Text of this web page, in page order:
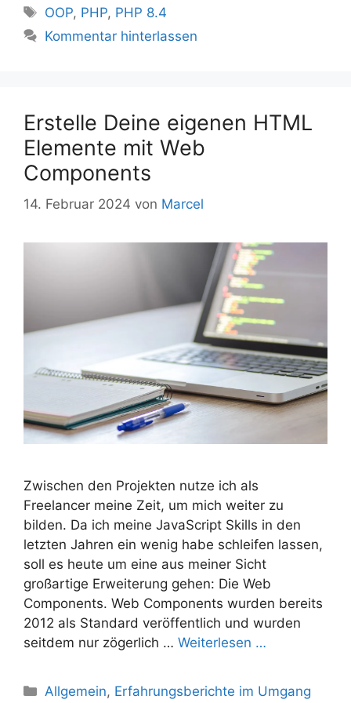
Schlagwörter
OOP, PHP, PHP 8.4
Kommentar hinterlassen
Erstelle Deine eigenen HTML
Elemente mit Web
Components
14. Februar 2024 von Marcel
Zwischen den Projekten nutze ich als
Freelancer meine Zeit, um mich weiter zu
bilden. Da ich meine JavaScript Skills in den
letzten Jahren ein wenig habe schleifen lassen,
soll es heute um eine aus meiner Sicht
großartige Erweiterung gehen: Die Web
Components. Web Components wurden bereits
2012 als Standard veröffentlich und wurden
seitdem nur zögerlich … Weiterlesen …
Kategorien
Allgemein, Erfahrungsberichte im Umgang